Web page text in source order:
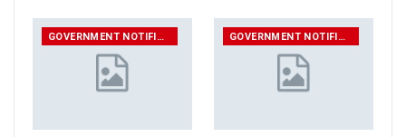
GOVERNMENT NOTIFICATIONS GOVERNMENT NOTIFICATIONS